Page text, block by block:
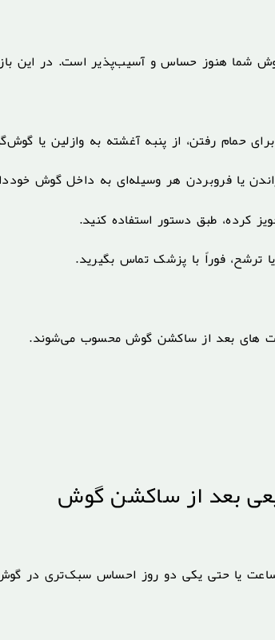
حمام رفتن، از پنبه آغشته به وازلین یا
یا فروبردن هر وسیله‌ای به داخل گوش
کرده، طبق دستور استفاده کنید.
فوراً با پزشک تماس بگیرید.
های بعد از ساکشن گوش محسوب می‌شوند.
بعد از ساکشن گوش
یا حتی یکی دو روز احساس سبک‌تری در گوش